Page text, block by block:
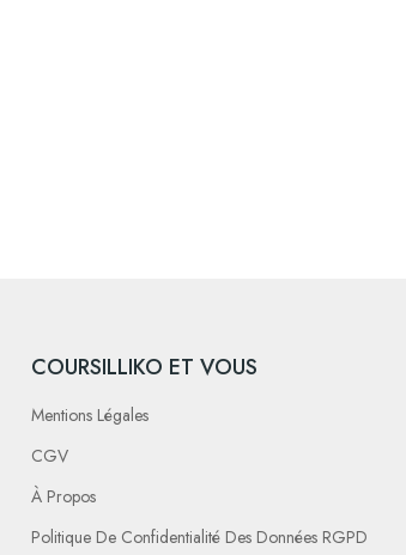
COURSILLIKO ET VOUS
Mentions Légales
CGV
À Propos
Politique De Confidentialité Des Données RGPD